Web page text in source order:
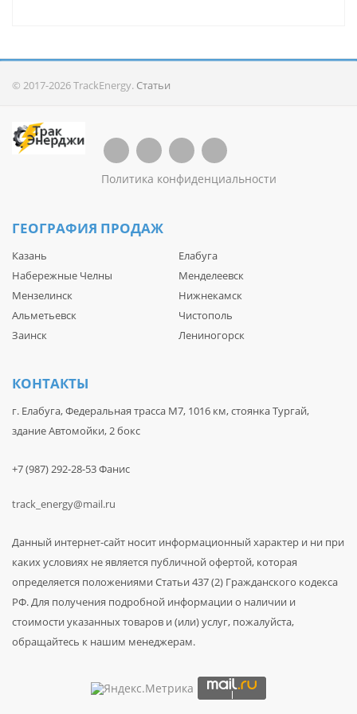
© 2017-2026 TrackEnergy. Статьи
Политика конфиденциальности
ГЕОГРАФИЯ ПРОДАЖ
Казань
Набережные Челны
Мензелинск
Альметьевск
Заинск
Елабуга
Менделеевск
Нижнекамск
Чистополь
Лениногорск
КОНТАКТЫ
г. Елабуга, Федеральная трасса М7, 1016 км, стоянка Тургай,
здание Автомойки, 2 бокс
+7 (987) 292-28-53 Фанис
track_energy@mail.ru
Данный интернет-сайт носит информационный характер и ни при
каких условиях не является публичной офертой, которая
определяется положениями Статьи 437 (2) Гражданского кодекса
РФ. Для получения подробной информации о наличии и
стоимости указанных товаров и (или) услуг, пожалуйста,
обращайтесь к нашим менеджерам.